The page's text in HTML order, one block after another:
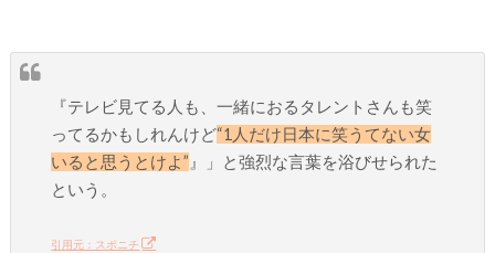
『テレビ見てる人も、一緒におるタレントさんも笑
ってるかもしれんけど“1人だけ日本に笑うてない女
いると思うとけよ” 』」と強烈な言葉を浴びせられた
という。
引用元：スポニチ